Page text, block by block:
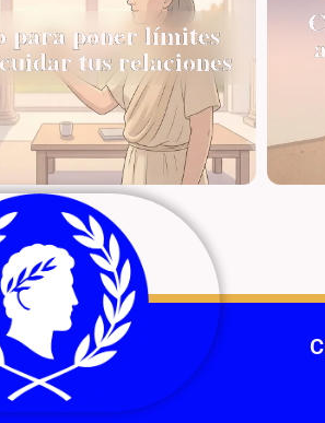
para poner límites
tus relaciones